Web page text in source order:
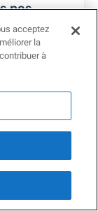
nos
vos
acceptez
la
à